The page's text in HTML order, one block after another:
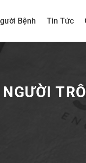
Bệnh Tin Tức